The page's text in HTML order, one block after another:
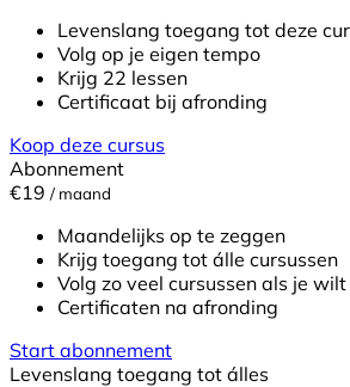
Levenslang toegang tot deze
Volg op je eigen tempo
Krijg 22 lessen
Certificaat bij afronding
Koop deze cursus
Abonnement
€19 / maand
Maandelijks op te zeggen
Krijg toegang tot álle cursussen
Volg zo veel cursussen als je wilt
Certificaten na afronding
Start abonnement
Levenslang toegang tot álles